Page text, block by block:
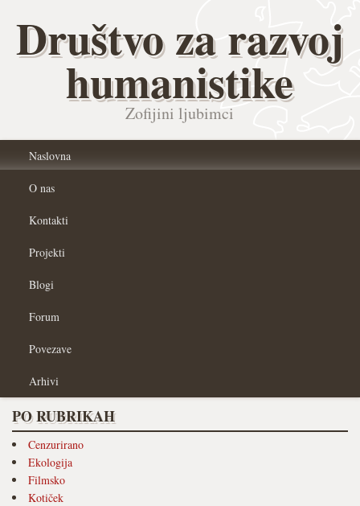
Društvo za razvoj
humanistike
Zofijini ljubimci
Naslovna
O nas
Kontakti
Projekti
Blogi
Forum
Povezave
Arhivi
PO RUBRIKAH
Cenzurirano
Ekologija
Filmsko
Kotiček